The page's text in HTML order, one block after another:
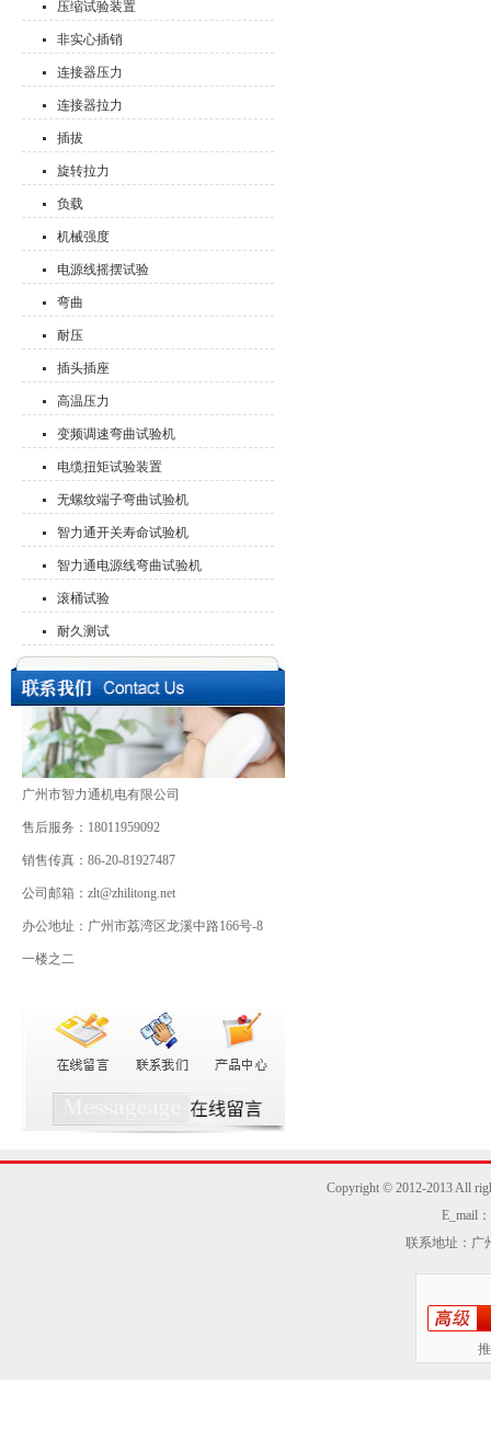
压缩试验装置
非实心插销
连接器压力
连接器拉力
插拔
旋转拉力
负载
机械强度
电源线摇摆试验
弯曲
耐压
插头插座
高温压力
变频调速弯曲试验机
电缆扭矩试验装置
无螺纹端子弯曲试验机
智力通开关寿命试验机
智力通电源线弯曲试验机
滚桶试验
耐久测试
广州市智力通机电有限公司
售后服务：18011959092
销售传真：86-20-81927487
公司邮箱：zlt@zhilitong.net
办公地址：广州市荔湾区龙溪中路166号-8
一楼之二
Copyright © 2012-2013 All
E_mail
联系地址：广